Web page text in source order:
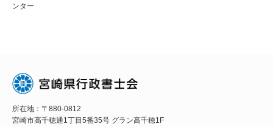
ンター
所在地：〒880-0812
宮崎市高千穂通1丁目5番35号 グラン高千穂1F